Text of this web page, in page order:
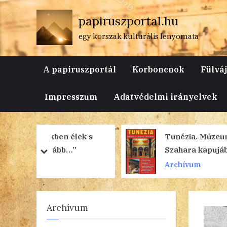
Skip
to
content
papiruszportal.hu
egy korszak kulturális lenyomata
A papiruszportál Korboncnok
Impresszum Adatvédelmi irányelvek
s
Tunézia. Múzeum a
Szahara kapujában –
Interjú Rozvány
Györggyel
Archívum
prev
next
Archívum